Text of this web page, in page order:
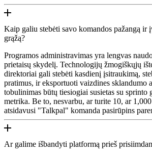
Kaip galiu stebėti savo komandos pažangą ir
grąžą?
Programos administravimas yra lengvas
prietaisų skydelį. Technologijų žmogiškųjų
direktoriai gali stebėti kasdienį įsitraukimą,
pratimus, ir eksportuoti vaizdines sklandumo
tobulinimas būtų tiesiogiai susietas su sprinto
metrika. Be to, nesvarbu, ar turite 10, ar
atsidavusi "Talkpal" komanda pasirūpins
Ar galime išbandyti platformą prieš